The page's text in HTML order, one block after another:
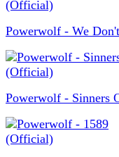
Powerwolf - We
Powerwolf - Sinners